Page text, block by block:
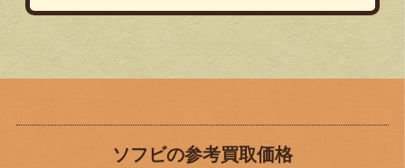
ソフビの参考買取価格